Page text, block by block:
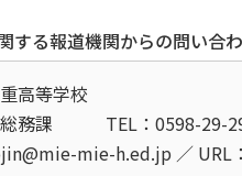
する報道機関からの問い合
高等学校
務課
TEL：0598-29-
mie-h.ed.jp ／ URL：